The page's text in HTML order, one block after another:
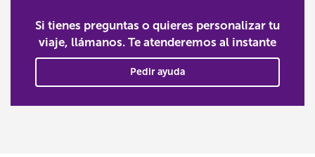
Si tienes preguntas o quieres personalizar tu
viaje, llámanos. Te atenderemos al instante
Pedir ayuda